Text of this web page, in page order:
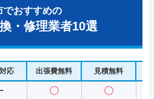
でおすすめの
・修理業者10選
応 出張費無料 見積無料
〇 〇